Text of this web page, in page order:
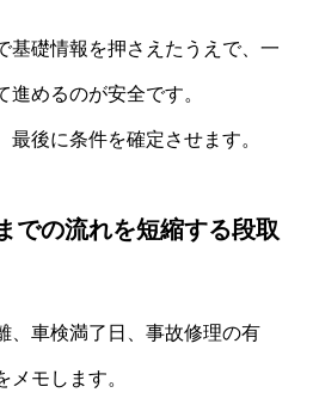
基礎情報を押さえたうえで、一
めるのが安全です。
後に条件を確定させます。
での流れを短縮する段取
、車検満了日、事故修理の有
モします。